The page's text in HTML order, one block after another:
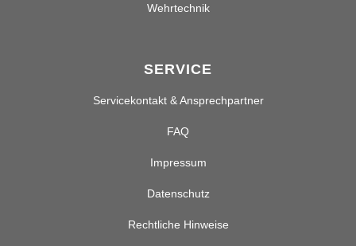
Wehrtechnik
SERVICE
Servicekontakt & Ansprechpartner
FAQ
Impressum
Datenschutz
Rechtliche Hinweise